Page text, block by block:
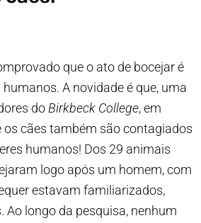
que o ato de bocejar é
A novidade é que, uma
do Birkbeck College, em
os cães também são contagiados
humanos! Dos 29 animais
logo após um homem, com
estavam familiarizados,
Ao longo da pesquisa, nenhum